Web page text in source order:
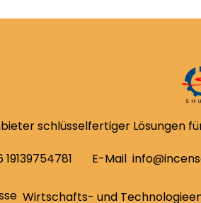
schlüsselfertiger Lösungen
19139754781 E-Mail
Wirtschafts- und